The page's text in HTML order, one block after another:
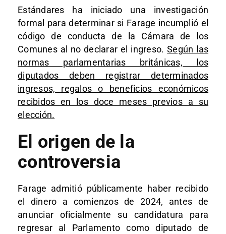
Estándares ha iniciado una investigación
formal para determinar si Farage incumplió el
código de conducta de la Cámara de los
Comunes al no declarar el ingreso.Según las
normas parlamentarias británicas, los
diputados deben registrar determinados
ingresos, regalos o beneficios económicos
recibidos en los doce meses previos a su
elección.
El origen de la
controversia
Farage admitió públicamente haber recibido
el dinero a comienzos de 2024, antes de
anunciar oficialmente su candidatura para
regresar al Parlamento como diputado de